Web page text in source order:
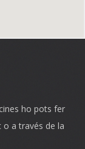
ho pots fer
a través de la